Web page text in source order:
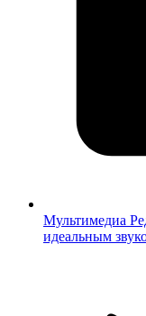
Мультимедиа
идеальным